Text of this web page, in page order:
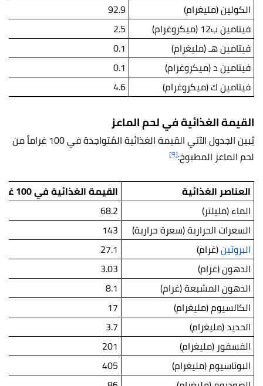
الكولين (مليغرام)
92.9
فيتامين ب12 (ميكروغرام)
2.5
فيتامين هـ (مليغرام)
0.1
فيتامين د (ميكروغرام)
0.1
فيتامين ك (ميكروغرام)
4.6
القيمة الغذائية في لحم الماعز
يُبين الجدول الآتي القيمة الغذائية المُتواجدة في 100 غراماً من
لحم الماعز المطبوخ:[٩]
العناصر الغذائية
القيمة الغذائية في 100 غرام
الماء (مليلتر)
68.2
السعرات الحرارية (سعرة حرارية)
143
البروتين(غرام)
27.1
الدهون (غرام)
3.03
الدهون المشبعة (غرام)
8.1
الكالسيوم (مليغرام)
17
الحديد (مليغرام)
3.7
الفسفور (مليغرام)
201
البوتاسيوم (مليغرام)
405